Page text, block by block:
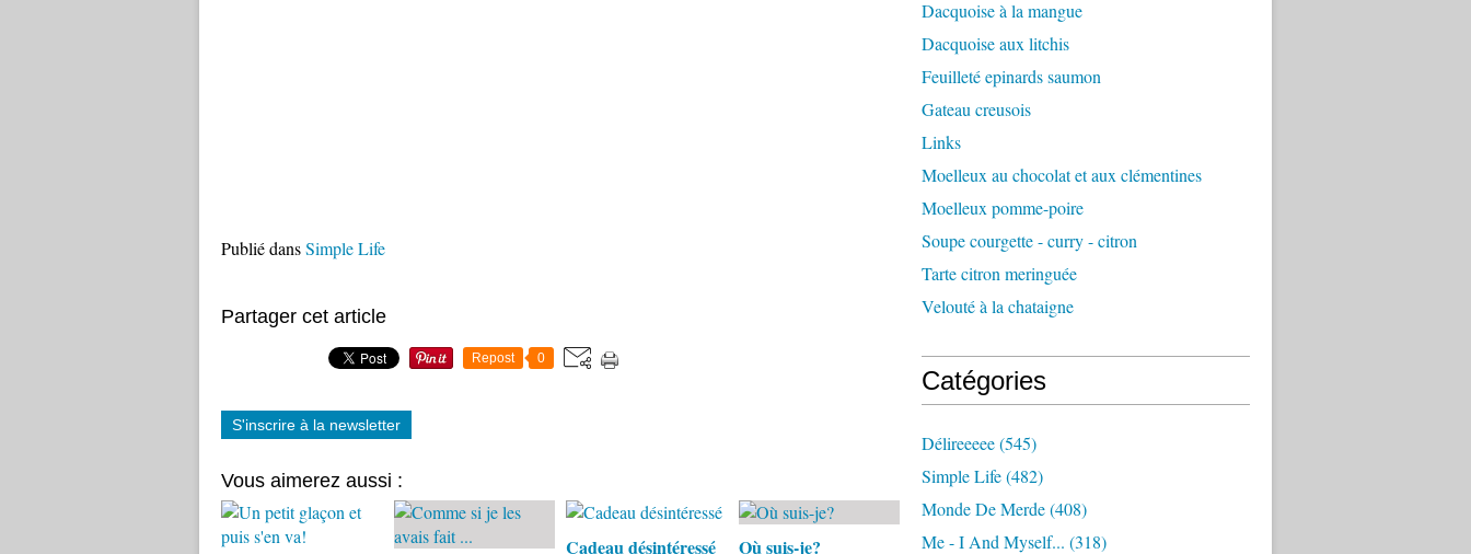
Publié dansSimple Life
Partager cet article
Repost 0
S'inscrire à la newsletter
Vous aimerez aussi :
Cadeau désintéressé Où suis-je?
Dacquoise à la mangue
Dacquoise aux litchis
Feuilleté epinards saumon
Gateau creusois
Links
Moelleux au chocolat et aux clémentines
Moelleux pomme-poire
Soupe courgette - curry - citron
Tarte citron meringuée
Velouté à la chataigne
Catégories
Délireeeee(545)
Simple Life(482)
Monde De Merde(408)
Me - I And Myself... (318)